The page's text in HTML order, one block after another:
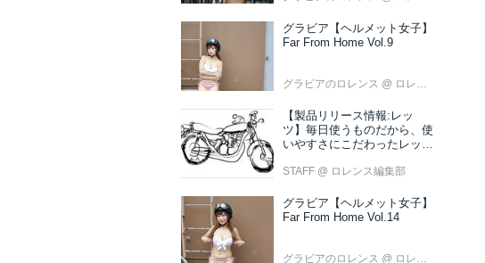
グラビア【ヘルメット女子】
Far From Home Vol.9
グラビアのロレンス @ ロレンス編集部
【製品リリース情報:レッ
ツ】毎日使うものだから、使
いやすさにこだわったレッツ
STAFF @ ロレンス編集部
グラビア【ヘルメット女子】
Far From Home Vol.14
グラビアのロレンス @ ロレンス編集部